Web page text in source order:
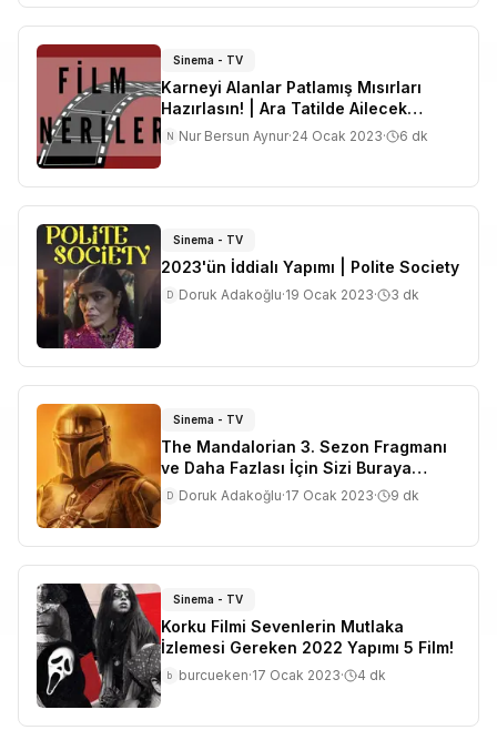
Sinema - TV
Karneyi Alanlar Patlamış Mısırları
Hazırlasın! | Ara Tatilde Ailecek
İzleyebileceğiniz Filmler Listesi
N Nur Bersun Aynur·24 Ocak 2023· 6 dk
Sinema - TV
2023'ün İddialı Yapımı | Polite Society
D Doruk Adakoğlu·19 Ocak 2023· 3 dk
Sinema - TV
The Mandalorian 3. Sezon Fragmanı
ve Daha Fazlası İçin Sizi Buraya
Alalım!
D Doruk Adakoğlu·17 Ocak 2023· 9 dk
Sinema - TV
Korku Filmi Sevenlerin Mutlaka
İzlemesi Gereken 2022 Yapımı 5 Film!
b burcueken·17 Ocak 2023· 4 dk